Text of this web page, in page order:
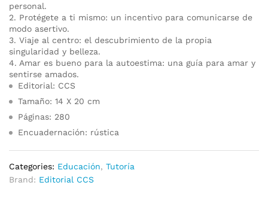
personal.
2. Protégete a ti mismo: un incentivo para comunicarse de
modo asertivo.
3. Viaje al centro: el descubrimiento de la propia
singularidad y belleza.
4. Amar es bueno para la autoestima: una guía para amar y
sentirse amados.
Editorial: CCS
Tamaño: 14 X 20 cm
Páginas: 280
Encuadernación: rústica
Categories: Educación, Tutoría
Brand: Editorial CCS